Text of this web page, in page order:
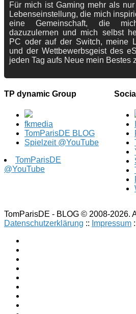
Für mich ist Gaming mehr als
Lebenseinstellung, die mich
eine Gemeinschaft, die
dazuzulernen und mich selbst
PC oder auf der Switch, meine
und der Wettbewerbsgeist des
jeden Tag aufs Neue mein Bestes
TP dynamic Group
fkmedia
TomParisDE BLOG
Spielzeit @YouTube
TomParisDE
@YouTube
Social
TomParisDE - BLOG © 2008-2026.
Datenschutzerklärung :: Impressum